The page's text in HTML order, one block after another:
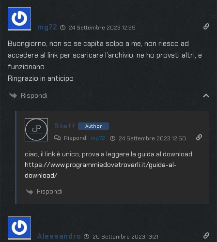
mg72 24 Settembre 2023 12:39
Buongiorno, non so se capita solpo a me, non riesco ad
accedere al link per scaricare l’archivio, ne ho provsti altri, e
funzionano.
Ringrazio in anticipo
Rispondi
Staff Author
Rispondi mg72 24 Settembre 2023 12:50
ciao, il link è unico, prova a leggere la guida al download:
https://www.programmiedovetrovarli.it/guida-al-
download/
Rispondi
Alessandro 20 Settembre 2023 13:21